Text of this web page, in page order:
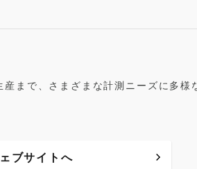
まで、さまざまな計測ニーズに多様
ブサイトへ